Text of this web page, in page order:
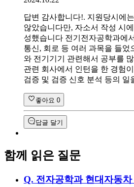
답변 감사합니다!. 지원당시에
않았습니다만, 자소서 작성 시
성했습니다 전기전자공학과에
통신, 회로 등 여러 과목을 들었
와 전기기기 관련해서 공부를
관련 회사에서 인턴을 한 경험
검증 및 검증 신호 분석 등의 일
좋아요 0
답글 달기
함께 읽은 질문
Q. 전자공학과 현대자동